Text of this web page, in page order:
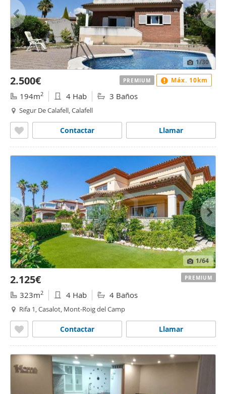
1/30
2.500€
194m2 4 Hab 3 Baños
Segur De Calafell, Calafell
Llamar
Contactar
PREMIUM Máx. 10km
1/64
2.125€
323m2 4 Hab 4 Baños
Rifa 1, Casalot, Mont-Roig del Camp
Llamar
Contactar
PREMIUM